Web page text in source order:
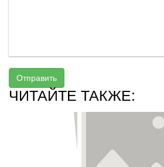
Отправить
ЧИТАЙТЕ ТАКЖЕ: